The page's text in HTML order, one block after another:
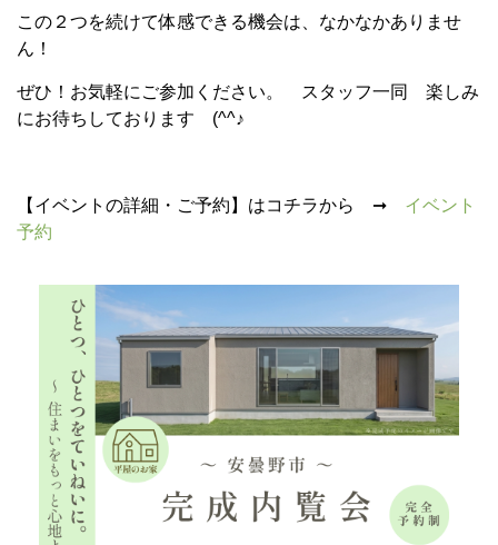
この２つを続けて体感できる機会は、なかなかありませ
ん！
ぜひ！お気軽にご参加ください。 スタッフ一同 楽しみ
にお待ちしております (^^♪
【イベントの詳細・ご予約】はコチラから ➞ イベント
予約